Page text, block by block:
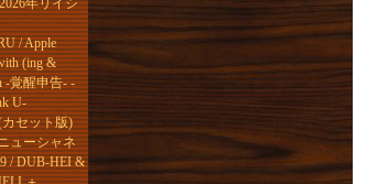
年リイシ
/ Apple
(ing &
-覚醒申告- -
U-
カセット版)
ューシャネ
/ DUB-HEI &